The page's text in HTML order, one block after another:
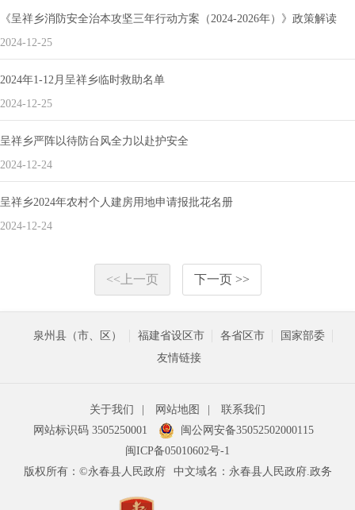
2024-12-25
《呈祥乡消防安全治本攻坚三年行动方案（2024-2026年）》政策解读
2024-12-25
2024年1-12月呈祥乡临时救助名单
2024-12-24
呈祥乡严阵以待防台风全力以赴护安全
2024-12-24
呈祥乡2024年农村个人建房用地申请报批花名册
<<上一页 下一页 >>
泉州县（市、区） 福建省设区市 各省区市
国家部委
友情链接
关于我们 | 网站地图 |
联系我们
网站标识码 3505250001
闽公网安备35052502000115
闽ICP备05010602号-1
版权所有：©永春县人民政府
中文域名：永春县人民政府.政务